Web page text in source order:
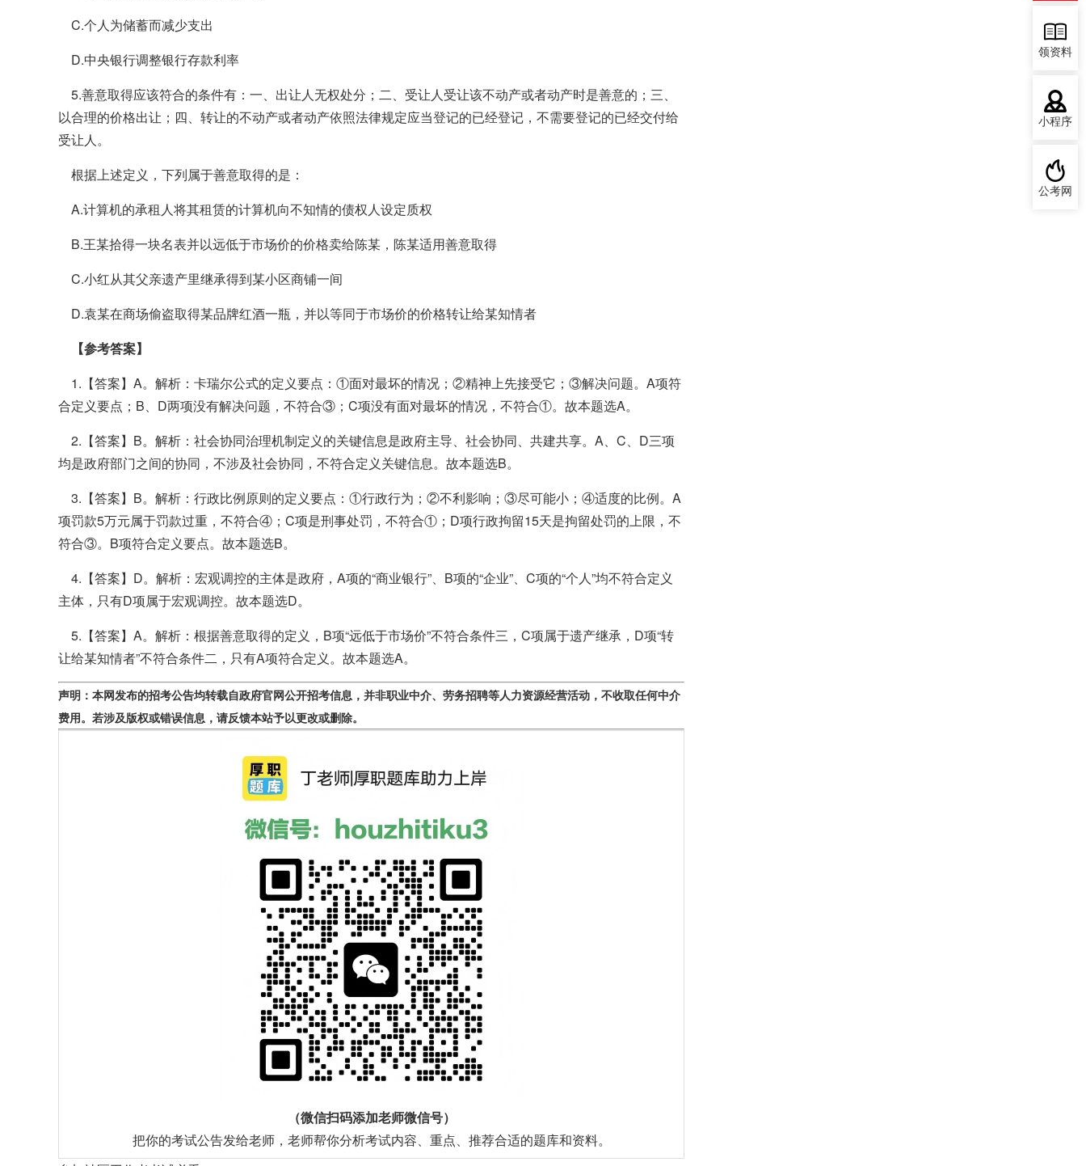
C.个人为储蓄而减少支出
D.中央银行调整银行存款利率
5.善意取得应该符合的条件有：一、出让人无权处分；二、受让人受让该不动产或者动产时是善意的；三、
以合理的价格出让；四、转让的不动产或者动产依照法律规定应当登记的已经登记，不需要登记的已经交付给
受让人。
根据上述定义，下列属于善意取得的是：
A.计算机的承租人将其租赁的计算机向不知情的债权人设定质权
B.王某拾得一块名表并以远低于市场价的价格卖给陈某，陈某适用善意取得
C.小红从其父亲遗产里继承得到某小区商铺一间
D.袁某在商场偷盗取得某品牌红酒一瓶，并以等同于市场价的价格转让给某知情者
【参考答案】
1.【答案】A。解析：卡瑞尔公式的定义要点：①面对最坏的情况；②精神上先接受它；③解决问题。A项符
合定义要点；B、D两项没有解决问题，不符合③；C项没有面对最坏的情况，不符合①。故本题选A。
2.【答案】B。解析：社会协同治理机制定义的关键信息是政府主导、社会协同、共建共享。A、C、D三项
均是政府部门之间的协同，不涉及社会协同，不符合定义关键信息。故本题选B。
3.【答案】B。解析：行政比例原则的定义要点：①行政行为；②不利影响；③尽可能小；④适度的比例。A
项罚款5万元属于罚款过重，不符合④；C项是刑事处罚，不符合①；D项行政拘留15天是拘留处罚的上限，不
符合③。B项符合定义要点。故本题选B。
4.【答案】D。解析：宏观调控的主体是政府，A项的“商业银行”、B项的“企业”、C项的“个人”均不符合定义
主体，只有D项属于宏观调控。故本题选D。
5.【答案】A。解析：根据善意取得的定义，B项“远低于市场价”不符合条件三，C项属于遗产继承，D项“转
让给某知情者”不符合条件二，只有A项符合定义。故本题选A。
声明：本网发布的招考公告均转载自政府官网公开招考信息，并非职业中介、劳务招聘等人力资源经营活动，不收取任何中介
费用。若涉及版权或错误信息，请反馈本站予以更改或删除。
（微信扫码添加老师微信号）
把你的考试公告发给老师，老师帮你分析考试内容、重点、推荐合适的题库和资料。
领资料
小程序
公考网